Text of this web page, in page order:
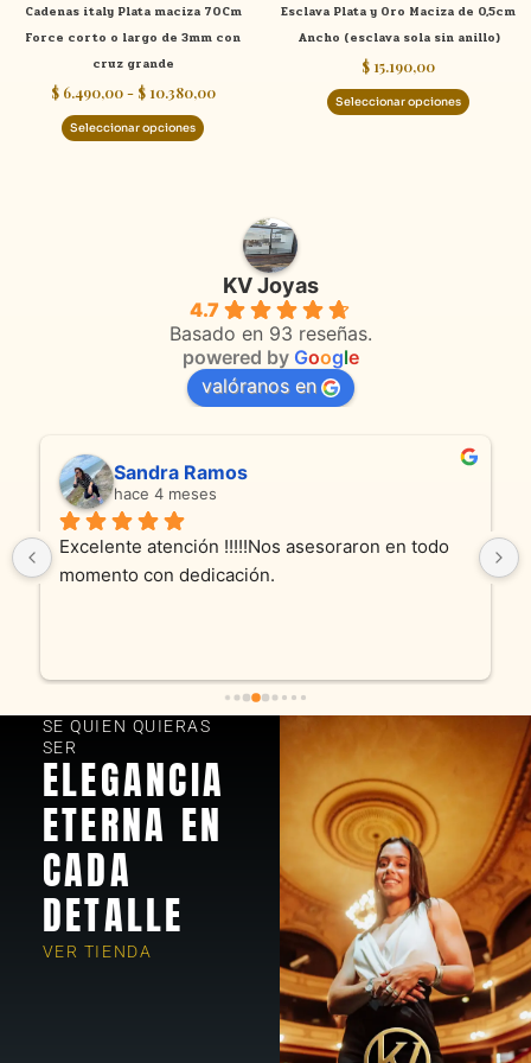
Cadenas italy Plata maciza 70Cm
Force corto o largo de 3mm con
cruz grande
$6.490,00 - $10.380,00
Seleccionar opciones
en
la
de
producto
Esclava Plata y Oro Maciza de 0,5cm
Ancho (esclava sola sin anillo)
$ 15.190,00
Seleccionar opciones
en
la
de
KV Joyas
4.7
Basado en 93 reseñas.
powered by Google
valóranos en
Sandra Ramos
hace 4 meses
Excelente atención !!!!!Nos asesoraron en todo
momento con dedicación.
SE QUIEN QUIERAS
SER
ELEGANCIA
ETERNA EN
CADA
DETALLE
VER TIENDA